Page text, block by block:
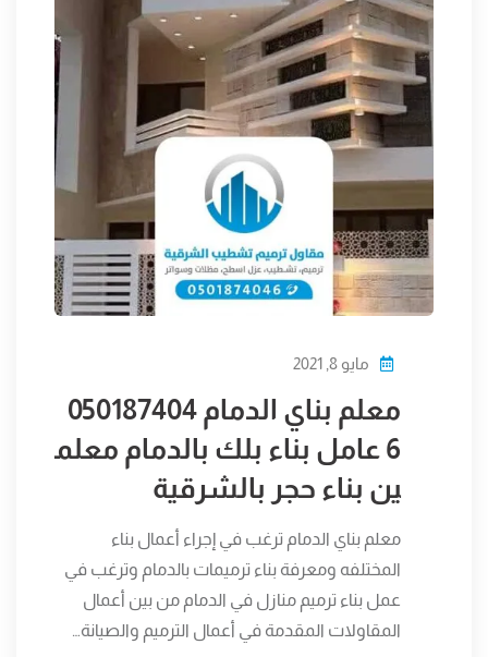
مايو 8, 2021
معلم بناي الدمام 050187404
6 عامل بناء بلك بالدمام معلم
ين بناء حجر بالشرقية
معلم بناي الدمام ترغب في إجراء أعمال بناء
المختلفه ومعرفة بناء ترميمات بالدمام وترغب في
عمل بناء ترميم منازل في الدمام من بين أعمال
المقاولات المقدمة في أعمال الترميم والصيانة…